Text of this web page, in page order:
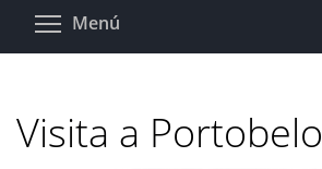
Pasar
Menú
Visita a Portobelo